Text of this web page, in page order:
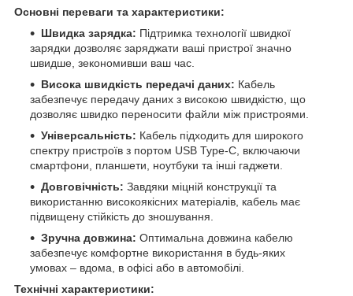
Основні переваги та характеристики:
Швидка зарядка: Підтримка технології швидкої
зарядки дозволяє заряджати ваші пристрої значно
швидше, зекономивши ваш час.
Висока швидкість передачі даних: Кабель
забезпечує передачу даних з високою швидкістю, що
дозволяє швидко переносити файли між пристроями.
Універсальність: Кабель підходить для широкого
спектру пристроїв з портом USB Type-C, включаючи
смартфони, планшети, ноутбуки та інші гаджети.
Довговічність: Завдяки міцній конструкції та
використанню високоякісних матеріалів, кабель має
підвищену стійкість до зношування.
Зручна довжина: Оптимальна довжина кабелю
забезпечує комфортне використання в будь-яких
умовах – вдома, в офісі або в автомобілі.
Технічні характеристики: